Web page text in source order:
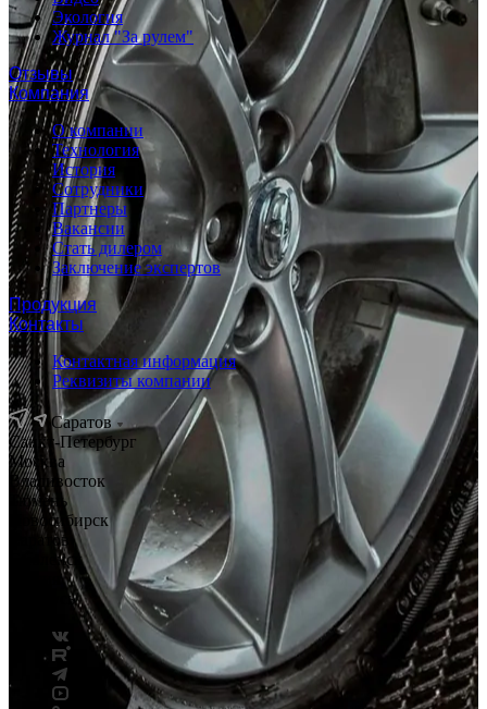
Экология
Журнал "За рулем"
Отзывы
Компания
О компании
Технология
История
Сотрудники
Партнеры
Вакансии
Стать дилером
Заключение экспертов
Продукция
Контакты
Контактная информация
Реквизиты компании
Саратов
Санкт-Петербург
Москва
Владивосток
Тюмень
Новосибирск
Саратов
Смоленск
Беларусь